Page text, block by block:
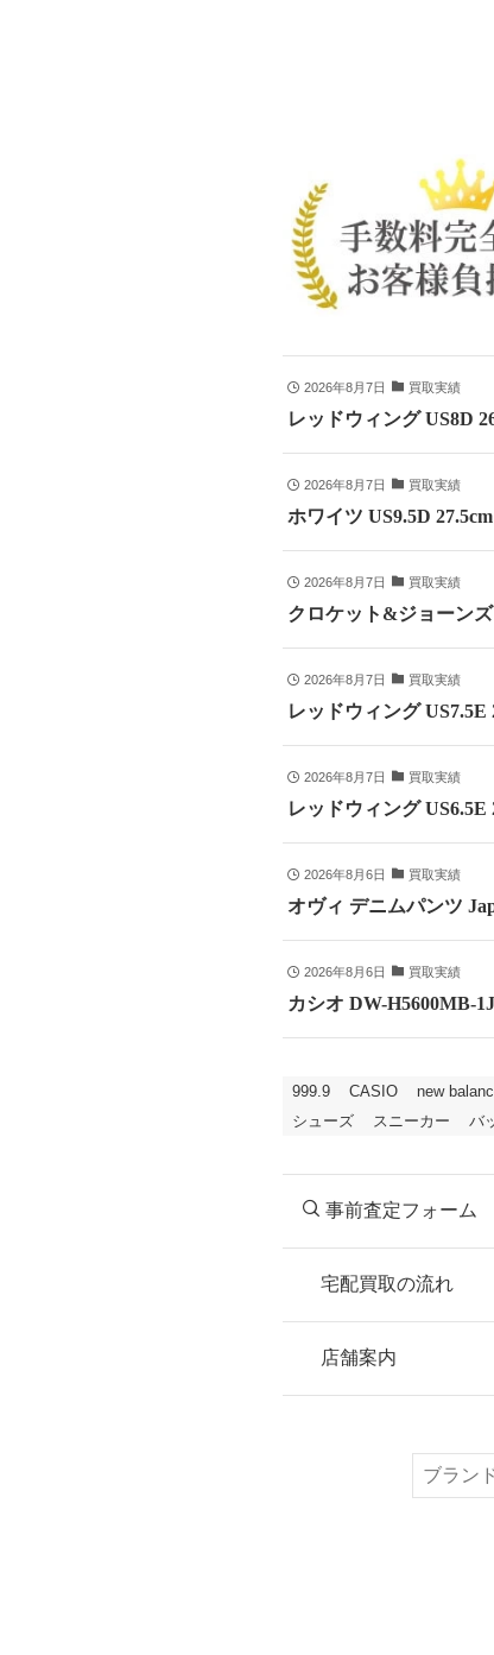
2026年8月7日 買取実績
レッドウィング US8D
2026年8月7日 買取実績
ホワイツ US9.5D
2026年8月7日 買取実績
クロケット&ジョーン
2026年8月7日 買取実績
レッドウィング US7.5E
2026年8月7日 買取実績
レッドウィング US6.5E
2026年8月6日 買取実績
オヴィ デニムパンツ
2026年8月6日 買取実績
カシオ DW-H5600MB-
999.9 CASIO new
シューズ
スニーカー バ
事前査定フォーム
宅配買取の流れ
お申込み
または梱包
箱に売りた
店舗案内